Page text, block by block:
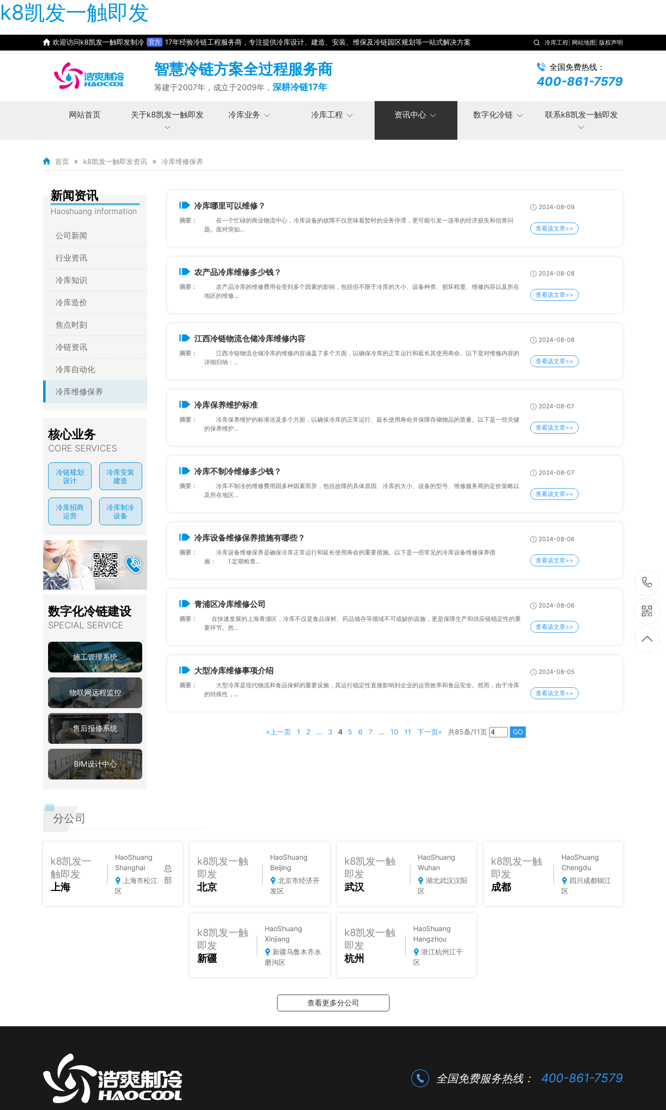
k8凯发一触即发
欢迎访问k8凯发一触即发制冷 官方 17年经验冷链工程服务商，专注提供冷库设计、建造、安装、维保及冷链园区规划等一站式解决方案 冷库工程 网站地图 版权声明
智慧冷链方案全过程服务商
筹建于2007年，成立于2009年， 深耕冷链17年
全国免费热线：
400-861-7579
网站首页 关于k8凯发一触即发 冷库业务 冷库工程 资讯中心 数字化冷链 联系k8凯发一触即发
首页 » k8凯发一触即发资讯 » 冷库维修保养
冷库哪里可以维修？
摘要：
在一个忙碌的商业物流中心，冷库设备的故障不仅意味着暂时的业务停滞，更可能引发一连串的经济损失和信誉问
题。面对突如...
2024-08-09
查看该文章>>
农产品冷库维修多少钱？
摘要：
农产品冷库的维修费用会受到多个因素的影响，包括但不限于冷库的大小、设备种类、损坏程度、维修内容以及所在
地区的维修...
2024-08-08
查看该文章>>
江西冷链物流仓储冷库维修内容
摘要：
江西冷链物流仓储冷库的维修内容涵盖了多个方面，以确保冷库的正常运行和延长其使用寿命。以下是对维修内容的
详细归纳：...
2024-08-08
查看该文章>>
冷库保养维护标准
摘要：
冷库保养维护的标准涉及多个方面，以确保冷库的正常运行、延长使用寿命并保障存储物品的质量。以下是一些关键
的保养维护...
2024-08-07
查看该文章>>
冷库不制冷维修多少钱？
摘要：
冷库不制冷的维修费用因多种因素而异，包括故障的具体原因、冷库的大小、设备的型号、维修服务商的定价策略以
及所在地区...
2024-08-07
查看该文章>>
冷库设备维修保养措施有哪些？
摘要：
冷库设备维修保养是确保冷库正常运行和延长使用寿命的重要措施。以下是一些常见的冷库设备维修保养措
施： 1.定期检查...
2024-08-06
查看该文章>>
青浦区冷库维修公司
摘要：
在快速发展的上海青浦区，冷库不仅是食品保鲜、药品储存等领域不可或缺的设施，更是保障生产和供应链稳定性的重
要环节。然...
2024-08-06
查看该文章>>
大型冷库维修事项介绍
摘要：
大型冷库是现代物流和食品保鲜的重要设施，其运行稳定性直接影响到企业的运营效率和食品安全。然而，由于冷库
的特殊性，...
2024-08-05
查看该文章>>
«上一页 1 2 … 3 4 5 6 7 … 10 11 下一页» 共85条/11页
新闻资讯
Haoshuang information
公司新闻
行业资讯
冷库知识
冷库造价
焦点时刻
冷链资讯
冷库自动化
冷库维修保养
核心业务
CORE SERVICES
冷链规划
设计
冷库安装
建造
冷库招商
运营
冷库制冷
设备
数字化冷链建设
SPECIAL SERVICE
施工管理系统
物联网远程监控
售后报修系统
BIM设计中心
分公司
k8凯发一
触即发
上海
HaoShuang
Shanghai
上海市松江
区
总
部
k8凯发一触
即发
北京
HaoShuang
Beijing
北京市经济开
发区
k8凯发一触
即发
武汉
HaoShuang
Wuhan
湖北武汉汉阳
区
k8凯发一触
即发
成都
HaoShuang
Chengdu
四川成都锦江
区
k8凯发一触
即发
新疆
HaoShuang
Xinjiang
新疆乌鲁木齐水
磨沟区
k8凯发一触
即发
杭州
HaoShuang
Hangzhou
浙江杭州江干
区
查看更多分公司
全国免费服务热线： 400-861-7579